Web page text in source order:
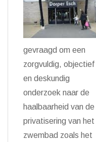
gevraagd om een
zorgvuldig, objectief
en deskundig
onderzoek naar de
haalbaarheid van de
privatisering van het
zwembad zoals het